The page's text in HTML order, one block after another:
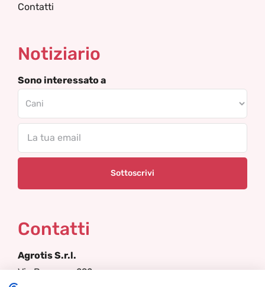
Contatti
Notiziario
Sono interessato a
Contatti
Agrotis S.r.l.
Via Bergamo 292